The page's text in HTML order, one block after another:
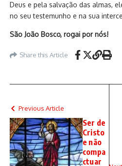
Deus e pela salvação das almas,
no seu testemunho e na sua
São João Bosco, rogai por nós!
Share this Article
Previous Article
Ser de
Cristo
e não
compa
ctuar